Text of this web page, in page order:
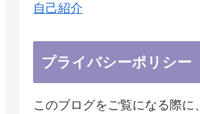
自己紹介
プライバシーポリシー
このブログをご覧になる際に